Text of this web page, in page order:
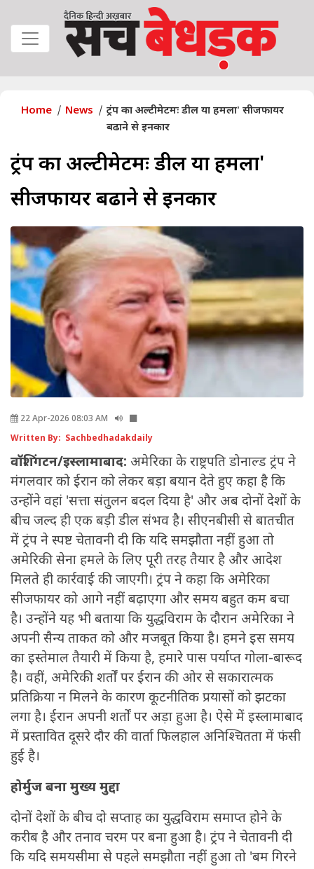
Home News
ट्रंप का अल्टीमेटमः डील या हमला' सीजफायर
बढाने से इनकार
ट्रंप का अल्टीमेटमः डील या हमला'
सीजफायर बढाने से इनकार
22 Apr-2026 08:03 AM
Written By: Sachbedhadakdaily
वॉशिंगटन/इस्लामाबाद: अमेरिका के राष्ट्रपति डोनाल्ड ट्रंप ने
मंगलवार को ईरान को लेकर बड़ा बयान देते हुए कहा है कि
उन्होंने वहां 'सत्ता संतुलन बदल दिया है' और अब दोनों देशों के
बीच जल्द ही एक बड़ी डील संभव है। सीएनबीसी से बातचीत
में ट्रंप ने स्पष्ट चेतावनी दी कि यदि समझौता नहीं हुआ तो
अमेरिकी सेना हमले के लिए पूरी तरह तैयार है और आदेश
मिलते ही कार्रवाई की जाएगी। ट्रंप ने कहा कि अमेरिका
सीजफायर को आगे नहीं बढ़ाएगा और समय बहुत कम बचा
है। उन्होंने यह भी बताया कि युद्धविराम के दौरान अमेरिका ने
अपनी सैन्य ताकत को और मजबूत किया है। हमने इस समय
का इस्तेमाल तैयारी में किया है, हमारे पास पर्याप्त गोला-बारूद
है। वहीं, अमेरिकी शर्तों पर ईरान की ओर से सकारात्मक
प्रतिक्रिया न मिलने के कारण कूटनीतिक प्रयासों को झटका
लगा है। ईरान अपनी शर्तों पर अड़ा हुआ है। ऐसे में इस्लामाबाद
में प्रस्तावित दूसरे दौर की वार्ता फिलहाल अनिश्चितता में फंसी
हुई है।
होर्मुज बना मुख्य मुद्दा
दोनों देशों के बीच दो सप्ताह का युद्धविराम समाप्त होने के
करीब है और तनाव चरम पर बना हुआ है। ट्रंप ने चेतावनी दी
कि यदि समयसीमा से पहले समझौता नहीं हुआ तो 'बम गिरने